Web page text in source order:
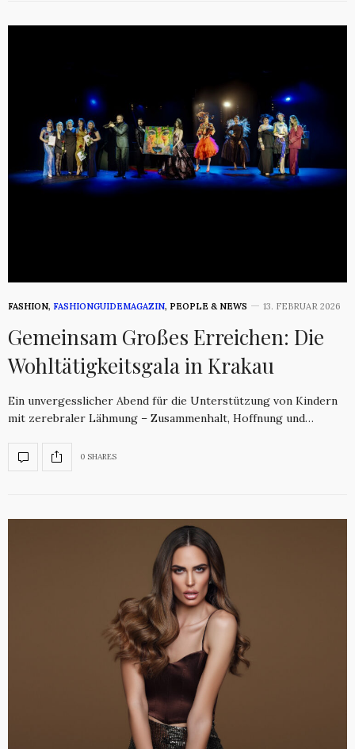
FASHION, FASHIONGUIDEMAGAZIN, PEOPLE & NEWS 13. FEBRUAR 2026
Gemeinsam Großes Erreichen: Die
Wohltätigkeitsgala in Krakau
Ein unvergesslicher Abend für die Unterstützung von Kindern
mit zerebraler Lähmung – Zusammenhalt, Hoffnung und…
0 SHARES